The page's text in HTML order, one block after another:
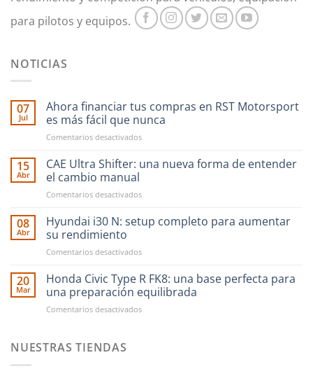
para pilotos y equipos.
NOTICIAS
07
Jul
Ahora financiar tus compras en RST Motorsport
es más fácil que nunca
Comentarios desactivadosen
financiar
en
Motorsport
fácil
nunca
15
Abr
CAE Ultra Shifter: una nueva forma de entender
el cambio manual
Comentarios desactivadosen
Ultra
Shifter:
nueva
de
entender
cambio
08
Abr
Hyundai i30 N: setup completo para aumentar
su rendimiento
Comentarios desactivadosen
i30
setup
completo
20
Mar
Honda Civic Type R FK8: una base perfecta para
una preparación equilibrada
Comentarios desactivadosen
NUESTRAS TIENDAS